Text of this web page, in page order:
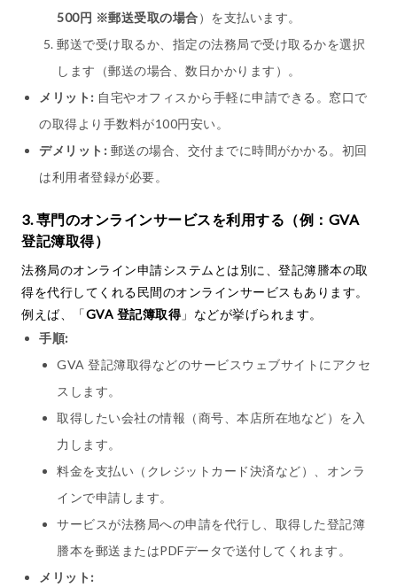
500円 ※郵送受取の場合）を支払います。
郵送で受け取るか、指定の法務局で受け取るかを選択
します（郵送の場合、数日かかります）。
メリット: 自宅やオフィスから手軽に申請できる。窓口で
の取得より手数料が100円安い。
デメリット: 郵送の場合、交付までに時間がかかる。初回
は利用者登録が必要。
3. 専門のオンラインサービスを利用する（例：GVA
登記簿取得）
法務局のオンライン申請システムとは別に、登記簿謄本の取
得を代行してくれる民間のオンラインサービスもあります。
例えば、「GVA 登記簿取得」などが挙げられます。
手順:
GVA 登記簿取得などのサービスウェブサイトにアクセ
スします。
取得したい会社の情報（商号、本店所在地など）を入
力します。
料金を支払い（クレジットカード決済など）、オンラ
インで申請します。
サービスが法務局への申請を代行し、取得した登記簿
謄本を郵送またはPDFデータで送付してくれます。
メリット: